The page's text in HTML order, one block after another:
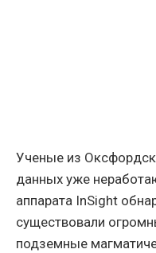
Ученые из
данных уже
аппарата InSight
существовали
подземные